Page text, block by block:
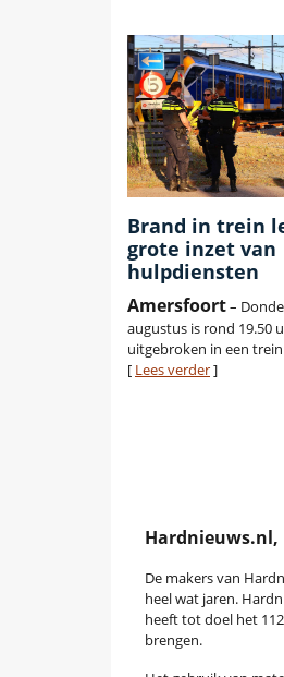
Brand in trein
grote inzet van
hulpdiensten
Amersfoort–
augustus is rond 19.50
uitgebroken in een
[ Lees verder]
Hardnieuws.nl,
De makers van
heel wat jaren.
heeft tot doel het
brengen.